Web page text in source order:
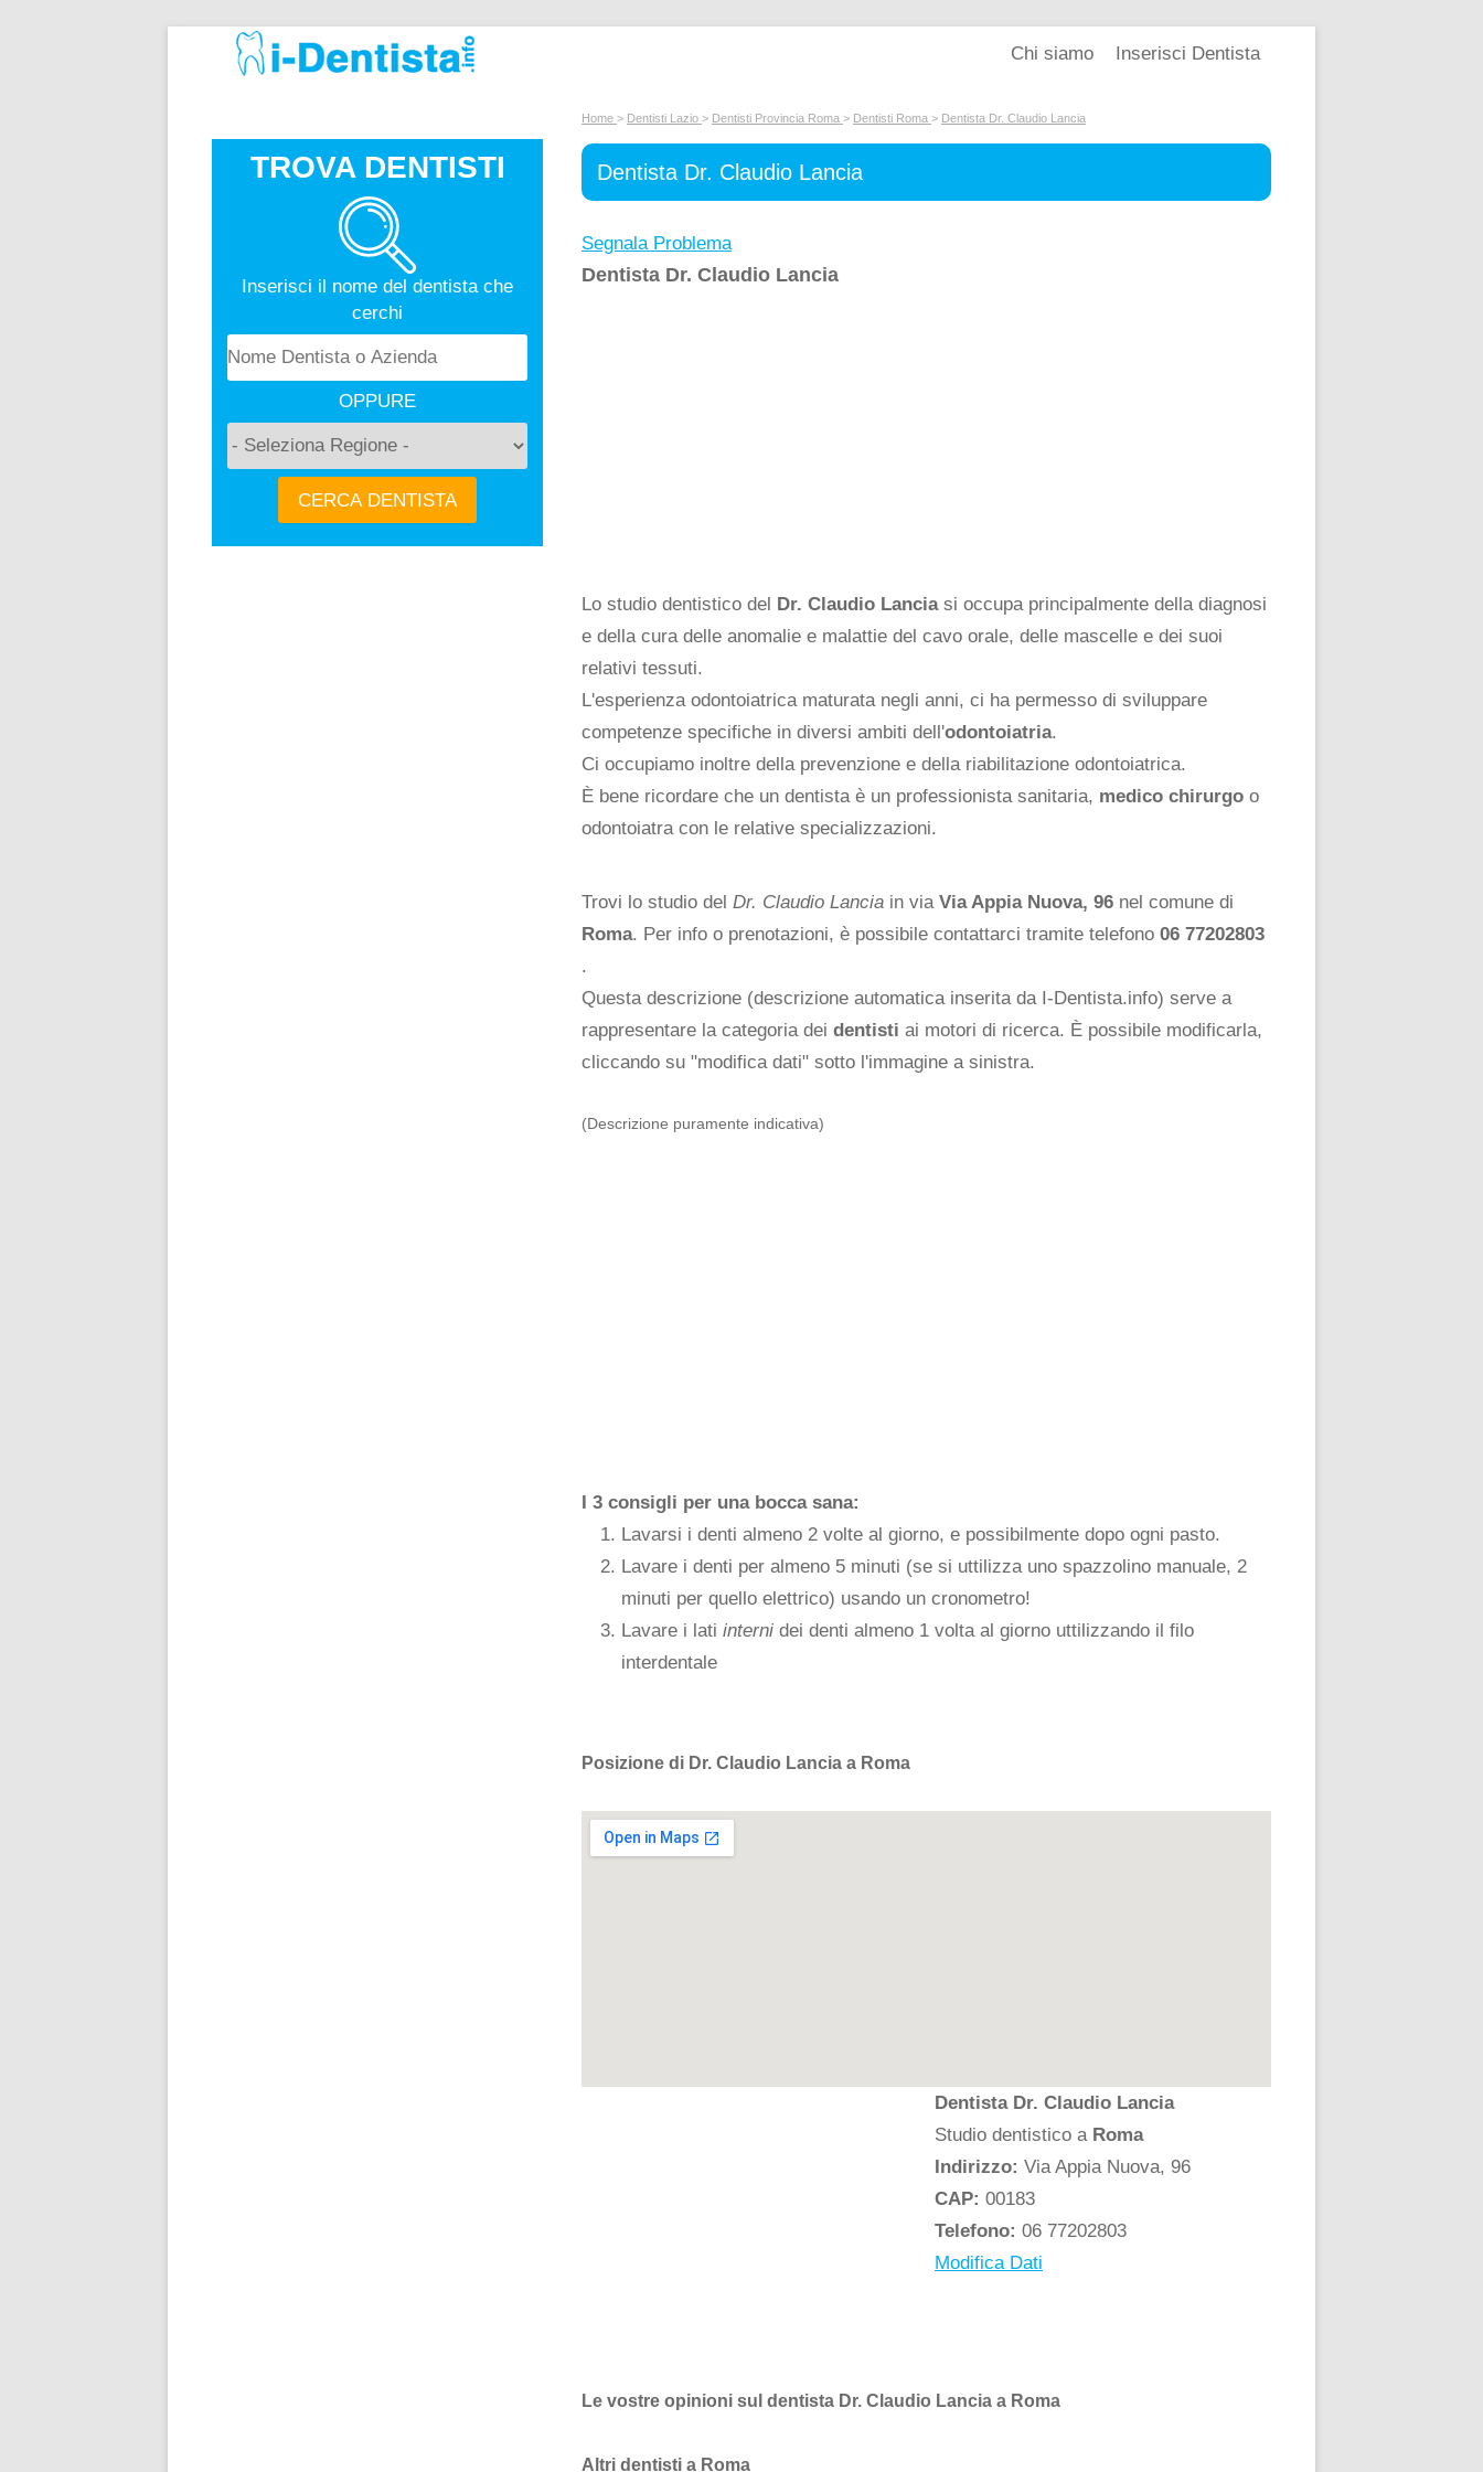
Inserisci Dentista
Chi siamo
Home > Dentisti Lazio > Dentisti Provincia Roma > Dentisti Roma > Dentista Dr. Claudio Lancia
Dentista Dr. Claudio Lancia
Segnala Problema
Dentista Dr. Claudio Lancia
Lo studio dentistico del Dr. Claudio Lanciasi occupa principalmente della diagnosi
e della cura delle anomalie e malattie del cavo orale, delle mascelle e dei suoi
relativi tessuti.
L'esperienza odontoiatrica maturata negli anni, ci ha permesso di sviluppare
competenze specifiche in diversi ambiti dell'odontoiatria.
Ci occupiamo inoltre della prevenzione e della riabilitazione odontoiatrica.
È bene ricordare che un dentista è un professionista sanitaria, medico chirurgo o
odontoiatra con le relative specializzazioni.
Trovi lo studio delDr. Claudio Lancia in viaVia Appia Nuova, 96 nel comune di
Roma. Per info o prenotazioni, è possibile contattarci tramite telefono06 77202803
.
Questa descrizione (descrizione automatica inserita da I-Dentista.info) serve a
rappresentare la categoria deidentisti ai motori di ricerca. È possibile modificarla,
cliccando su "modifica dati" sotto l'immagine a sinistra.
(Descrizione puramente indicativa)
I 3 consigli per una bocca sana:
Lavarsi i denti almeno 2 volte al giorno, e possibilmente dopo ogni pasto.
Lavare i denti per almeno 5 minuti (se si uttilizza uno spazzolino manuale, 2
minuti per quello elettrico) usando un cronometro!
Lavare i latiinterni dei denti almeno 1 volta al giorno uttilizzando il filo
interdentale
Posizione di Dr. Claudio Lancia a Roma
Dentista Dr. Claudio Lancia
Studio dentistico a Roma
Indirizzo: Via Appia Nuova, 96
CAP: 00183
Telefono: 06 77202803
Modifica Dati
Le vostre opinioni sul dentista Dr. Claudio Lancia a Roma
Altri dentisti a Roma
TROVA DENTISTI
Inserisci il nome del dentista che
cerchi
OPPURE